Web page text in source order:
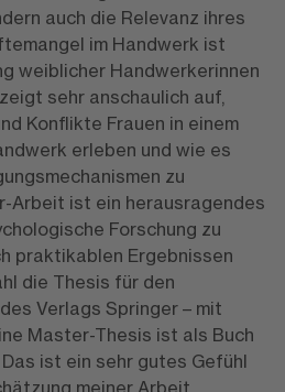
auch die Relevanz ihres
im Handwerk ist
weiblicher Handwerkerinnen
sehr anschaulich auf,
Konflikte Frauen in einem
erleben und wie es
zu
Arbeit ist ein herausragendes
Forschung zu
praktikablen Ergebnissen
die Thesis für den
Verlags Springer – mit
Master-Thesis ist als Buch
ist ein sehr gutes Gefühl
meiner Arbeit.